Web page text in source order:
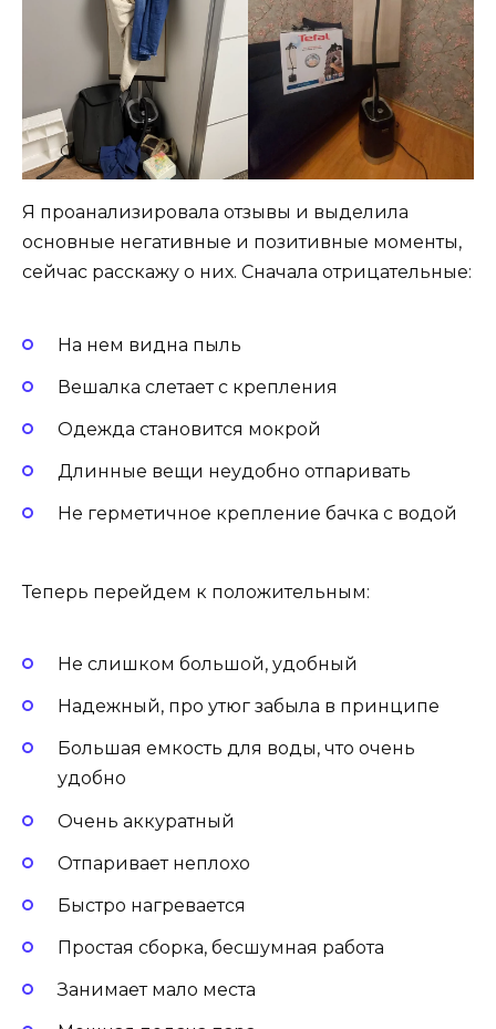
Я проанализировала отзывы и выделила
основные негативные и позитивные моменты,
сейчас расскажу о них. Сначала отрицательные:
На нем видна пыль
Вешалка слетает с крепления
Одежда становится мокрой
Длинные вещи неудобно отпаривать
Не герметичное крепление бачка с водой
Теперь перейдем к положительным:
Не слишком большой, удобный
Надежный, про утюг забыла в принципе
Большая емкость для воды, что очень
удобно
Очень аккуратный
Отпаривает неплохо
Быстро нагревается
Простая сборка, бесшумная работа
Занимает мало места